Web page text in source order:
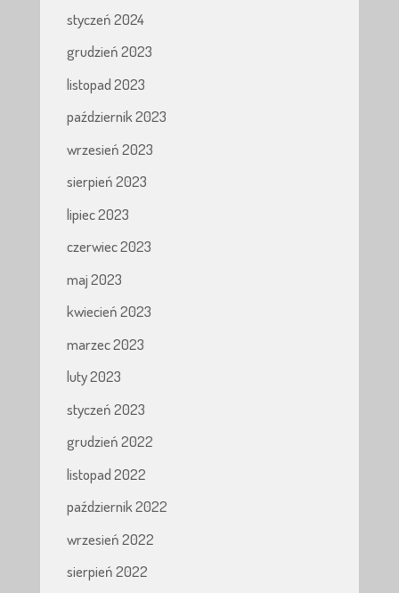
styczeń 2024
grudzień 2023
listopad 2023
październik 2023
wrzesień 2023
sierpień 2023
lipiec 2023
czerwiec 2023
maj 2023
kwiecień 2023
marzec 2023
luty 2023
styczeń 2023
grudzień 2022
listopad 2022
październik 2022
wrzesień 2022
sierpień 2022